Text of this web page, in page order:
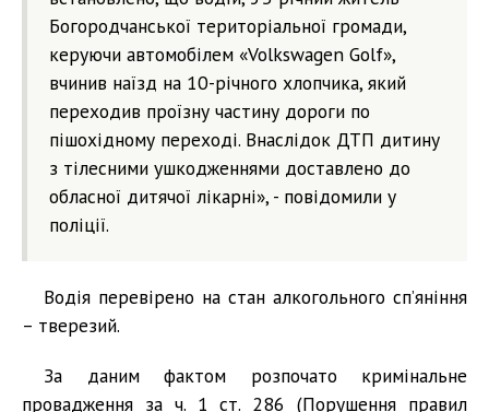
Богородчанської територіальної громади,
керуючи автомобілем «Volkswagen Golf»,
вчинив наїзд на 10-річного хлопчика, який
переходив проїзну частину дороги по
пішохідному переході. Внаслідок ДТП дитину
з тілесними ушкодженнями доставлено до
обласної дитячої лікарні», - повідомили у
поліції.
Водія перевірено на стан алкогольного сп’яніння
– тверезий.
За даним фактом розпочато кримінальне
провадження за ч. 1 ст. 286 (Порушення правил